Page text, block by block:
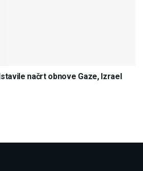
načrt obnove Gaze, Izrael